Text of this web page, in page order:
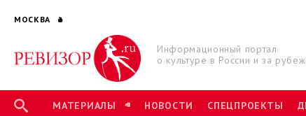
МОСКВА
Информационный портал
о культуре в России и за
МАТЕРИАЛЫ НОВОСТИ СПЕЦПРОЕКТЫ